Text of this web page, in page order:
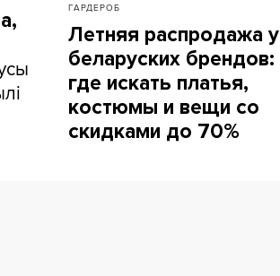
ГАРДЕРОБ
Летняя распродажа у
беларуских брендов:
где искать платья,
костюмы и вещи со
скидками до 70%